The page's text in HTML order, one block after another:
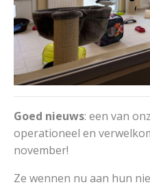
Goed nieuws: een van
operationeel en
november!
Ze wennen nu aan hun